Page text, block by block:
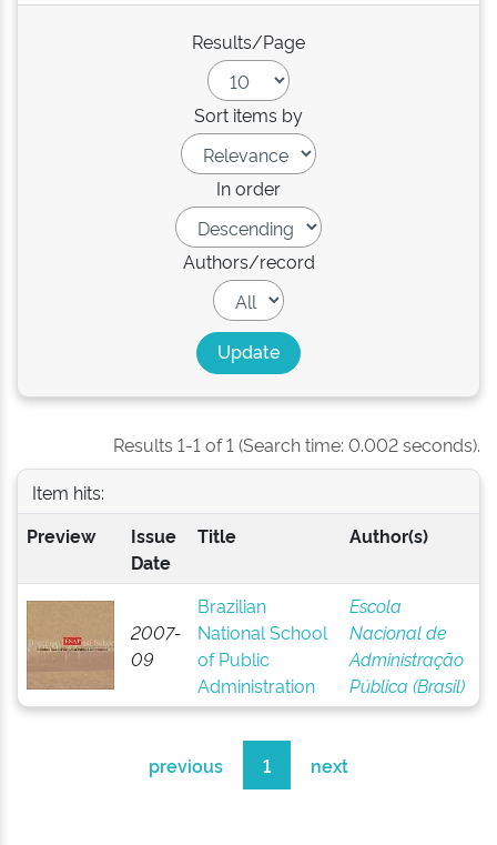
Results/Page
Sort items by
In order
Authors/record
Results 1-1 of 1 (Search time: 0.002 seconds).
Item hits:
Preview
Issue
Date
Title Author(s)
2007-
09
Brazilian
National School
of Public
Administration
Escola
Nacional de
Administração
Pública (Brasil)
previous 1 next